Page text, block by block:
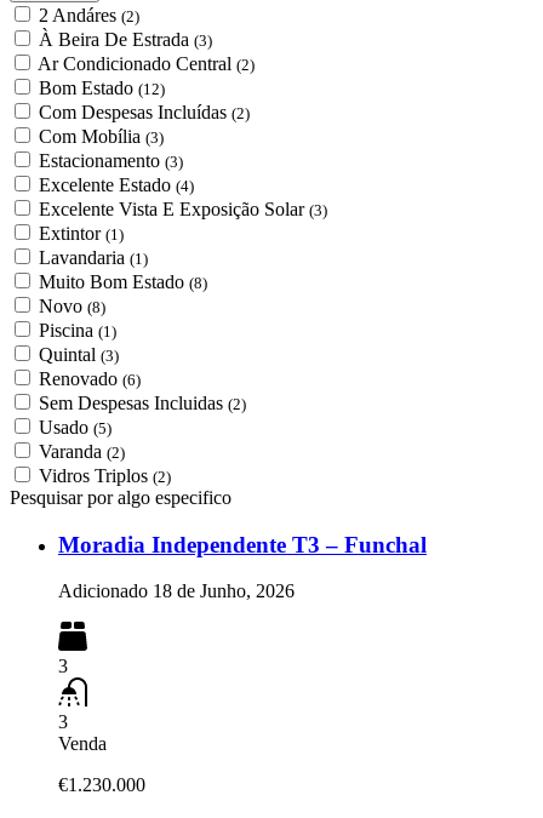
2 Andáres (2)
À Beira De Estrada (3)
Ar Condicionado Central (2)
Bom Estado (12)
Com Despesas Incluídas (2)
Com Mobília (3)
Estacionamento (3)
Excelente Estado (4)
Excelente Vista E Exposição Solar (3)
Extintor (1)
Lavandaria (1)
Muito Bom Estado (8)
Novo (8)
Piscina (1)
Quintal (3)
Renovado (6)
Sem Despesas Incluidas (2)
Usado (5)
Varanda (2)
Vidros Triplos (2)
Pesquisar por algo especifico
Moradia Independente T3 – Funchal
Adicionado 18 de Junho, 2026
3
3
Venda
€1.230.000